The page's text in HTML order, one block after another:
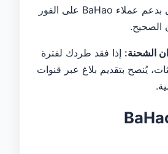
فشل التسليم. اتصل بدعم عملاء BaHao على الفور
الصحيح.
الشحنة: إذا فقد طردك لفترة
يُنصح بتقديم بلاغ عبر قنوات